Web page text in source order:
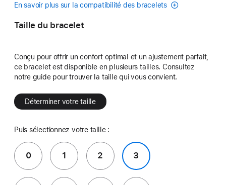
En savoir plus sur la compatibilité des bracelets
Taille du bracelet
Conçu pour offrir un confort optimal et un ajustement parfait,
ce bracelet est disponible en plusieurs tailles. Consultez
notre guide pour trouver la taille qui vous convient.
Déterminer votre taille
Puis sélectionnez votre taille :
0 1 2 3